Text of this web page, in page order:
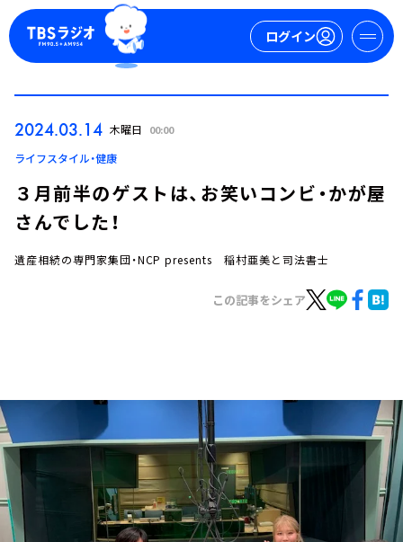
ログイン
ログイン
お知らせ
イベント・グッズ
YouTube
会社情報
2024.03.14 木曜日 00:00
ライフスタイル・健康
３月前半のゲストは、お笑いコンビ・かが屋
さんでした！
遺産相続の専門家集団・NCP presents 稲村亜美と司法書士
この記事をシェア